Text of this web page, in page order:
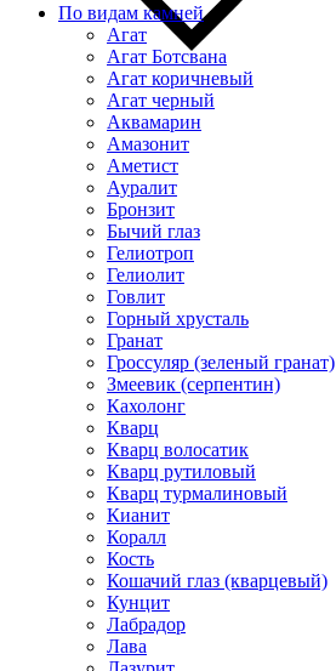
По видам камней
Агат
Агат Ботсвана
Агат коричневый
Агат черный
Аквамарин
Амазонит
Аметист
Ауралит
Бронзит
Бычий глаз
Гелиотроп
Гелиолит
Говлит
Горный хрусталь
Гранат
Гроссуляр (зеленый гранат)
Змеевик (серпентин)
Кахолонг
Кварц
Кварц волосатик
Кварц рутиловый
Кварц турмалиновый
Кианит
Коралл
Кость
Кошачий глаз (кварцевый)
Кунцит
Лабрадор
Лава